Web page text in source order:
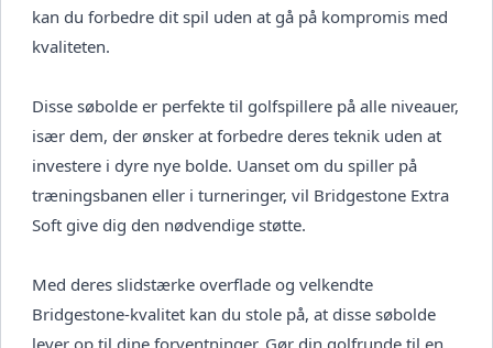
kan du forbedre dit spil uden at gå på kompromis med
kvaliteten.
Disse søbolde er perfekte til golfspillere på alle niveauer,
især dem, der ønsker at forbedre deres teknik uden at
investere i dyre nye bolde. Uanset om du spiller på
træningsbanen eller i turneringer, vil Bridgestone Extra
Soft give dig den nødvendige støtte.
Med deres slidstærke overflade og velkendte
Bridgestone-kvalitet kan du stole på, at disse søbolde